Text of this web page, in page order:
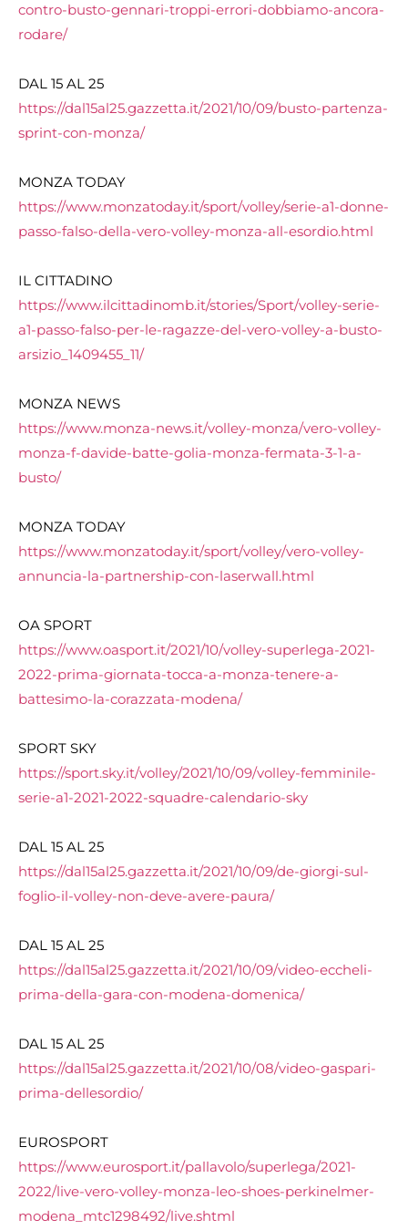
contro-busto-gennari-troppi-errori-dobbiamo-ancora-
rodare/
DAL 15 AL 25
https://dal15al25.gazzetta.it/2021/10/09/busto-partenza-
sprint-con-monza/
MONZA TODAY
https://www.monzatoday.it/sport/volley/serie-a1-donne-
passo-falso-della-vero-volley-monza-all-esordio.html
IL CITTADINO
https://www.ilcittadinomb.it/stories/Sport/volley-serie-
a1-passo-falso-per-le-ragazze-del-vero-volley-a-busto-
arsizio_1409455_11/
MONZA NEWS
https://www.monza-news.it/volley-monza/vero-volley-
monza-f-davide-batte-golia-monza-fermata-3-1-a-
busto/
MONZA TODAY
https://www.monzatoday.it/sport/volley/vero-volley-
annuncia-la-partnership-con-laserwall.html
OA SPORT
https://www.oasport.it/2021/10/volley-superlega-2021-
2022-prima-giornata-tocca-a-monza-tenere-a-
battesimo-la-corazzata-modena/
SPORT SKY
https://sport.sky.it/volley/2021/10/09/volley-femminile-
serie-a1-2021-2022-squadre-calendario-sky
DAL 15 AL 25
https://dal15al25.gazzetta.it/2021/10/09/de-giorgi-sul-
foglio-il-volley-non-deve-avere-paura/
DAL 15 AL 25
https://dal15al25.gazzetta.it/2021/10/09/video-eccheli-
prima-della-gara-con-modena-domenica/
DAL 15 AL 25
https://dal15al25.gazzetta.it/2021/10/08/video-gaspari-
prima-dellesordio/
EUROSPORT
https://www.eurosport.it/pallavolo/superlega/2021-
2022/live-vero-volley-monza-leo-shoes-perkinelmer-
modena_ mtc1298492/live.shtml